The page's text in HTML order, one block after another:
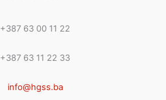
+387 63 00 11 22
+387 63 11 22 33
info@hgss.ba